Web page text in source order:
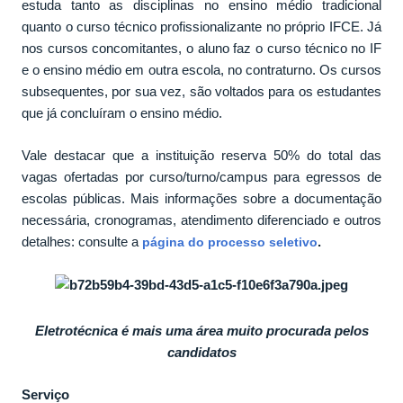
estuda tanto as disciplinas no ensino médio tradicional
quanto o curso técnico profissionalizante no próprio IFCE. Já
nos cursos concomitantes, o aluno faz o curso técnico no IF
e o ensino médio em outra escola, no contraturno. Os cursos
subsequentes, por sua vez, são voltados para os estudantes
que já concluíram o ensino médio.
Vale destacar que a instituição reserva 50% do total das
vagas ofertadas por curso/turno/campus para egressos de
escolas públicas. Mais informações sobre a documentação
necessária, cronogramas, atendimento diferenciado e outros
detalhes: consulte a página do processo seletivo.
Eletrotécnica é mais uma área muito procurada pelos
candidatos
Serviço